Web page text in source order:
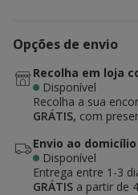
Opções de envio
Recolha em loja
Disponível
Recolha a sua
GRÁTIS, com
Envio ao domicílio
Disponível
Entrega entre 1-3
GRÁTIS a partir de